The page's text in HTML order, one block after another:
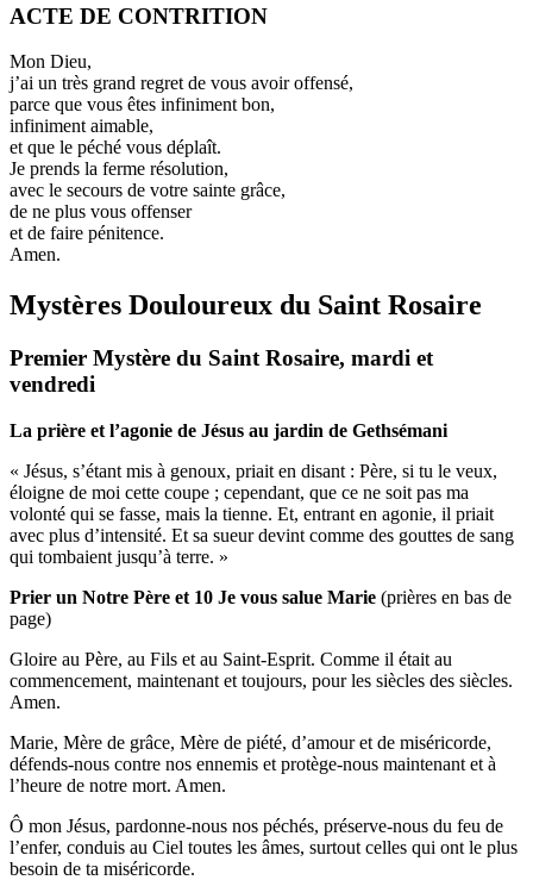
ACTE DE CONTRITION
Mon Dieu,
j’ai un très grand regret de vous avoir offensé,
parce que vous êtes infiniment bon,
infiniment aimable,
et que le péché vous déplaît.
Je prends la ferme résolution,
avec le secours de votre sainte grâce,
de ne plus vous offenser
et de faire pénitence.
Amen.
Mystères Douloureux du Saint Rosaire
Premier Mystère du Saint Rosaire, mardi et
vendredi
La prière et l’agonie de Jésus au jardin de Gethsémani
« Jésus, s’étant mis à genoux, priait en disant : Père, si tu le veux,
éloigne de moi cette coupe ; cependant, que ce ne soit pas ma
volonté qui se fasse, mais la tienne. Et, entrant en agonie, il priait
avec plus d’intensité. Et sa sueur devint comme des gouttes de sang
qui tombaient jusqu’à terre. »
Prier un Notre Père et 10 Je vous salue Marie (prières en bas de
page)
Gloire au Père, au Fils et au Saint-Esprit. Comme il était au
commencement, maintenant et toujours, pour les siècles des siècles.
Amen.
Marie, Mère de grâce, Mère de piété, d’amour et de miséricorde,
défends-nous contre nos ennemis et protège-nous maintenant et à
l’heure de notre mort. Amen.
Ô mon Jésus, pardonne-nous nos péchés, préserve-nous du feu de
l’enfer, conduis au Ciel toutes les âmes, surtout celles qui ont le plus
besoin de ta miséricorde.